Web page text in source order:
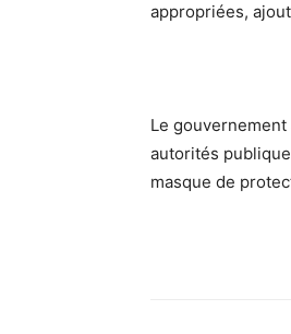
appropriées,
Le
autorités
masque de